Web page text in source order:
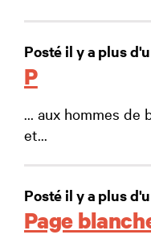
Posté il y a plus
P
… aux hommes de
et...
Posté il y a plus
Page